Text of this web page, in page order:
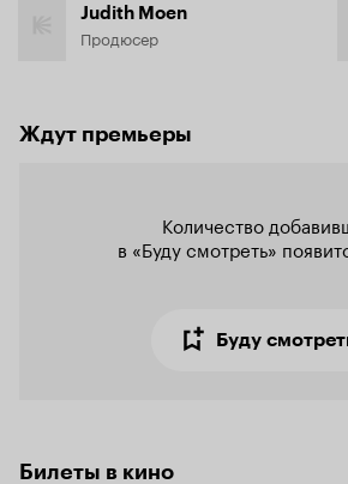
Judith Moen
Продюсер
Ждут премьеры
Количество
в «Буду смотреть»
Буду
Билеты в кино